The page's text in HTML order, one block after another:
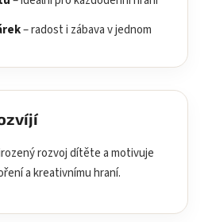
– radost i zábava v jednom
rozvoj dítěte a motivuje
a kreativnímu hraní.